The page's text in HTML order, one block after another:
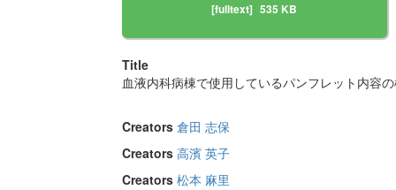
[fulltext] 535 KB
Title
血液内科病棟で使用しているパンフレット内容
Creators 倉田 志保
Creators 高濱 英子
Creators 松本 麻里